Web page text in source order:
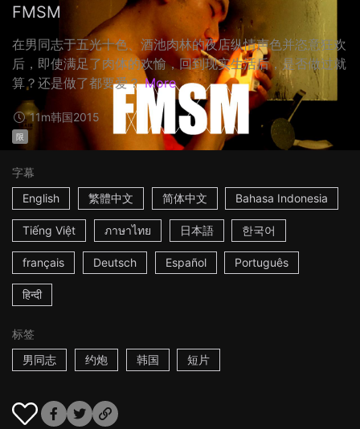
FMSM
在男同志于五光十色、酒池肉林的夜店纵情声色并恣意狂欢
后，即使满足了肉体的欢愉，回到现实生活后，是否做过就
算？还是做了都要爱？ More
11m韩国2015
限
字幕
English
繁體中文 简体中文 Bahasa Indonesia
Tiếng Việt ภาษาไทย 日本語 한국어
français Deutsch Español Português
हिन्दी
标签
男同志
约炮 韩国 短片